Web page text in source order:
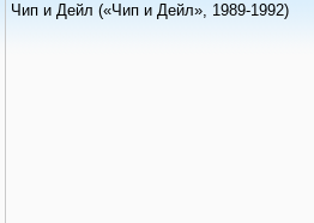
Чип и Дейл («Чип и Дейл», 1989-1992)